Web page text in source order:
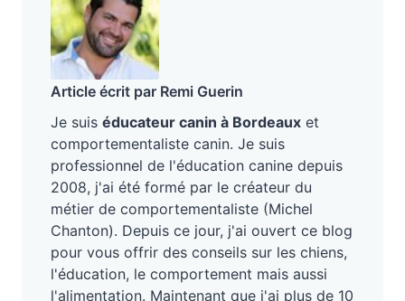
Article écrit par Remi Guerin
Je suis éducateur canin à Bordeaux et
comportementaliste canin. Je suis
professionnel de l'éducation canine depuis
2008, j'ai été formé par le créateur du
métier de comportementaliste (Michel
Chanton). Depuis ce jour, j'ai ouvert ce blog
pour vous offrir des conseils sur les chiens,
l'éducation, le comportement mais aussi
l'alimentation. Maintenant que j'ai plus de 10